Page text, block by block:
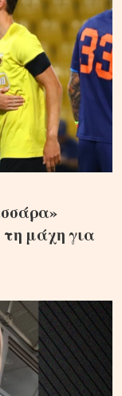
μάχη για